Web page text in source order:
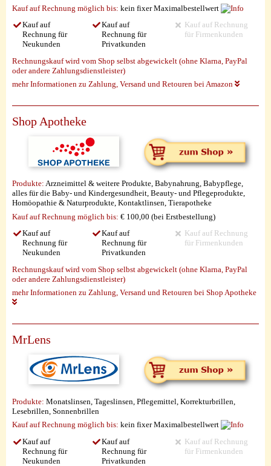
Kauf auf Rechnung möglich bis: kein fixer Maximalbestellwert
Kauf auf
Rechnung für
Neukunden
Kauf auf
Rechnung für
Privatkunden
Kauf auf Rechnung
für Firmenkunden
Rechnungskauf wird vom Shop selbst abgewickelt (ohne Klarna, PayPal
oder andere Zahlungsdienstleister)
mehr Informationen zu Zahlung, Versand und Retouren bei Amazon
Shop Apotheke
Produkte: Arzneimittel & weitere Produkte, Babynahrung, Babypflege,
alles für die Baby- und Kindergesundheit, Beauty- und Pflegeprodukte,
Homöopathie & Naturprodukte, Kontaktlinsen, Tierapotheke
Kauf auf Rechnung möglich bis: € 100,00 (bei Erstbestellung)
Kauf auf
Rechnung für
Neukunden
Kauf auf
Rechnung für
Privatkunden
Kauf auf Rechnung
für Firmenkunden
Rechnungskauf wird vom Shop selbst abgewickelt (ohne Klarna, PayPal
oder andere Zahlungsdienstleister)
mehr Informationen zu Zahlung, Versand und Retouren bei Shop Apotheke
MrLens
Produkte: Monatslinsen, Tageslinsen, Pflegemittel, Korrekturbrillen,
Lesebrillen, Sonnenbrillen
Kauf auf Rechnung möglich bis: kein fixer Maximalbestellwert
Kauf auf
Rechnung für
Neukunden
Kauf auf
Rechnung für
Privatkunden
Kauf auf Rechnung
für Firmenkunden